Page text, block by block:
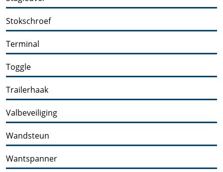
Stokschroef
Terminal
Toggle
Trailerhaak
Valbeveiliging
Wandsteun
Wantspanner